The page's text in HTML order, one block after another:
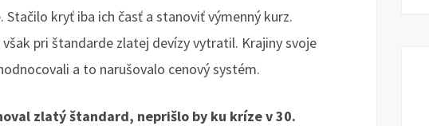
kryť iba ich časť a stanoviť výmenný kurz.
pri štandarde zlatej devízy vytratil. Krajiny svoje
a to narušovalo cenový systém.
zlatý štandard, neprišlo by ku kríze v 30.